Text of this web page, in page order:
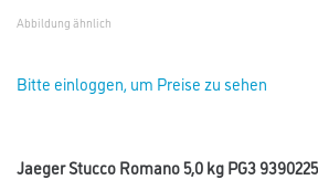
Abbildung ähnlich
Bitte einloggen, um Preise zu sehen
Jaeger Stucco Romano 5,0 kg PG3